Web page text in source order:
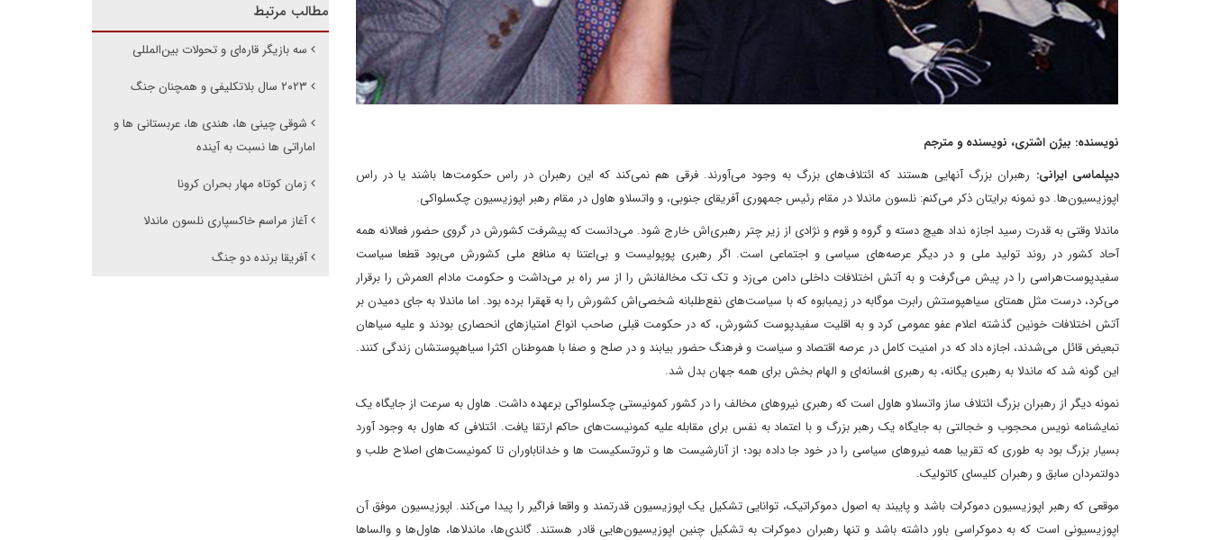
ن‍ویسنده: بیژن اشتری، نویسنده و مترجم
دیپلماسی ایرانی: رهبران بزرگ آنهایی هستند که ائتلاف‌های بزرگ به وجود می‌آورند. فرقی هم نمی‌کند که این رهبران در راس حکومت‌ها باشند یا در راس
اپوزیسیون‌ها. دو نمونه برایتان ذکر می‌کنم: نلسون ماندلا در مقام رئیس جمهوری آفریقای جنوبی، و واتسلاو هاول در مقام رهبر اپوزیسیون چکسلواکی.
ماندلا وقتی به قدرت رسید اجازه نداد هیچ دسته و گروه و قوم و نژادی از زیر چتر رهبری‌اش خارج شود. می‌دانست که پیشرفت کشورش در گروی حضور فعالانه همه
آحاد کشور در روند تولید ملی و در دیگر عرصه‌های سیاسی و اجتماعی است. اگر رهبری پوپولیست و بی‌اعتنا به منافع ملی کشورش می‌بود قطعا سیاست
سفیدپوست‌هراسی را در پیش می‌گرفت و به آتش اختلافات داخلی دامن می‌زد و تک تک مخالفانش را از سر راه بر می‌داشت و حکومت مادام العمرش را برقرار
می‌کرد، درست مثل همتای سیاهپوستش رابرت موگابه در زیمبابوه که با سیاست‌های نفع‌طلبانه شخصی‌اش کشورش را به قهقرا برده بود. اما ماندلا به جای دمیدن بر
آتش اختلافات خونین گذشته اعلام عفو عمومی کرد و به اقلیت سفیدپوست کشورش، که در حکومت قبلی صاحب انواع امتیازهای انحصاری بودند و علیه سیاهان
تبعیض قائل می‌شدند، اجازه داد که در امنیت کامل در عرصه اقتصاد و سیاست و فرهنگ حضور بیابند و در صلح و صفا با هموطنان اکثرا سیاهپوستشان زندگی کنند.
این گونه شد که ماندلا به رهبری یگانه، به رهبری افسانه‌ای و الهام بخش برای همه جهان بدل شد.
نمونه دیگر از رهبران بزرگ ائتلاف ساز واتسلاو هاول است که رهبری نیروهای مخالف را در کشور کمونیستی چکسلواکی برعهده داشت. هاول به سرعت از جایگاه یک
نمایشنامه نویس محجوب و خجالتی به جایگاه یک رهبر بزرگ و با اعتماد به نفس برای مقابله علیه کمونیست‌های حاکم ارتقا یافت. ائتلافی که هاول به وجود آورد
بسیار بزرگ بود به طوری که تقریبا همه نیروهای سیاسی را در خود جا داده بود؛ از آنارشیست ها و تروتسکیست ها و خداناباوران تا کمونیست‌های اصلاح طلب و
دولتمردان سابق و رهبران کلیسای کاتولیک.
موقعی که رهبر اپوزیسیون دموکرات باشد و پایبند به اصول دموکراتیک، توانایی تشکیل یک اپوزیسیون قدرتمند و واقعا فراگیر را پیدا می‌کند. اپوزیسیون موفق آن
اپوزیسیونی است که به دموکراسی باور داشته باشد و تنها رهبران دموکرات به تشکیل چنین اپوزیسیون‌هایی قادر هستند. گاندی‌ها، ماندلا‌ها، هاول‌ها و والساها
مطالب مرتبط
سه بازیگر قاره‌ای و تحولات بین‌المللی
۲۰۲۳ سال بلاتکلیفی و همچنان جنگ
شوقی چینی ها، هندی ها، عربستانی ها و
اماراتی ها نسبت به آینده
زمان کوتاه مهار بحران کرونا
آغاز مراسم خاکسپاری نلسون ماندلا
آفریقا برنده دو جنگ